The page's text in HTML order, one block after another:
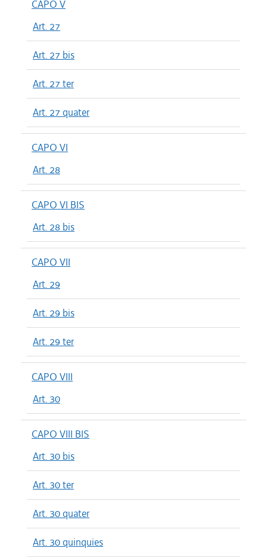
CAPO V
Art. 27
Art. 27 bis
Art. 27 ter
Art. 27 quater
CAPO VI
Art. 28
CAPO VI BIS
Art. 28 bis
CAPO VII
Art. 29
Art. 29 bis
Art. 29 ter
CAPO VIII
Art. 30
CAPO VIII BIS
Art. 30 bis
Art. 30 ter
Art. 30 quater
Art. 30 quinquies